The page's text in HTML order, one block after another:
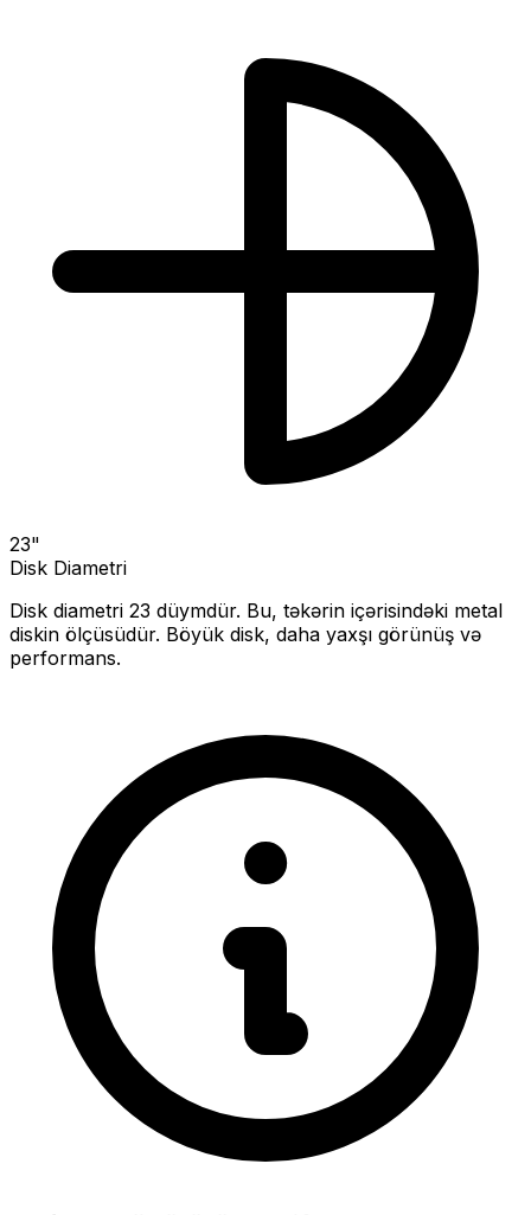
23"
Disk Diametri
Disk diametri 23 düymdür. Bu, təkərin içərisindəki metal
diskin ölçüsüdür. Böyük disk, daha yaxşı görünüş və
performans.